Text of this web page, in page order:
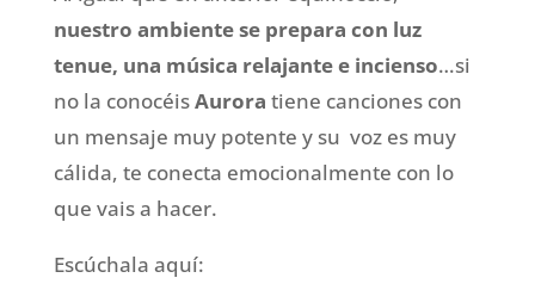
nuestro ambiente se prepara con luz
tenue, una música relajante e incienso…si
no la conocéisAurora tiene canciones con
un mensaje muy potente y su voz es muy
cálida, te conecta emocionalmente con lo
que vais a hacer.
Escúchala aquí: